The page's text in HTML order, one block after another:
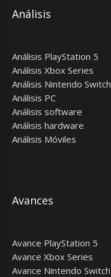
Análisis
Análisis PlayStation 5
Análisis Xbox Series
Análisis Nintendo Switch
Análisis PC
Análisis software
Análisis hardware
Análisis Móviles
Avances
Avance PlayStation 5
Avance Xbox Series
Avance Nintendo Switch